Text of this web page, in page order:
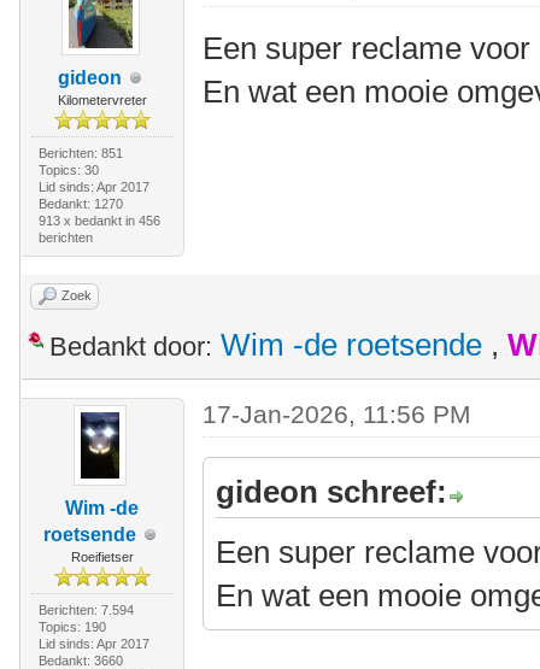
gideon
Kilometervreter
Berichten: 851
Topics: 30
Lid sinds: Apr 2017
Bedankt: 1270
913 x bedankt in 456
berichten
Een super reclame
En wat een mooie
Zoek
Bedankt door: Wim -de roetsende ,
Wim -de
roetsende
Roeifietser
Berichten: 7.594
Topics: 190
Lid sinds: Apr 2017
Bedankt: 3660
17-Jan-2026, 11:56 PM
gideon schreef:
Een super reclame
En wat een mooie